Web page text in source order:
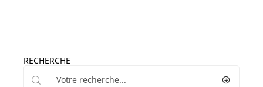
RECHERCHE